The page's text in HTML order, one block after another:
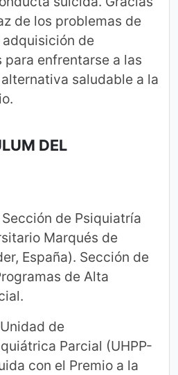
de los problemas de
de
enfrentarse a las
saludable a la
DEL
de Psiquiatría
Marqués de
España). Sección de
de Alta
de
Parcial (UHPP-
con el Premio a la